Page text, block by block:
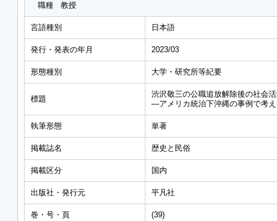
職種
教授
言語種別 日本語
発行・発表の年月 2023/03
形態種別 大学・研究所等紀要
標題
渋沢敬三の公職追放解除後の社会
―アメリカ統治下沖縄の事例で考
執筆形態 単著
掲載誌名 歴史と民俗
掲載区分 国内
出版社・発行元 平凡社
巻・号・頁 (39)